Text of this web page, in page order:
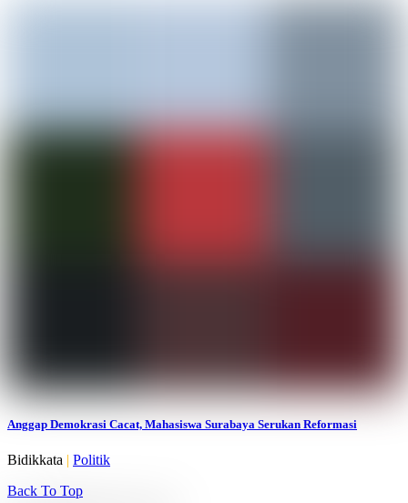
Anggap Demokrasi Cacat, Mahasiswa Surabaya Serukan Reformasi
Bidikkata | Politik
Back To Top